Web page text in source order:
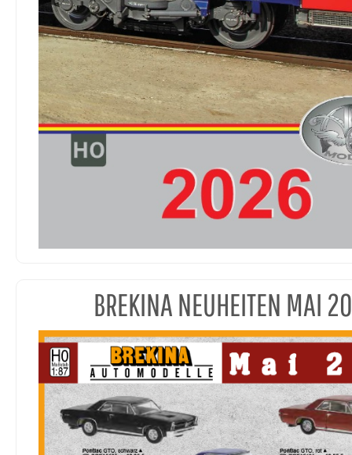
BREKINA NEUHEITEN MAI